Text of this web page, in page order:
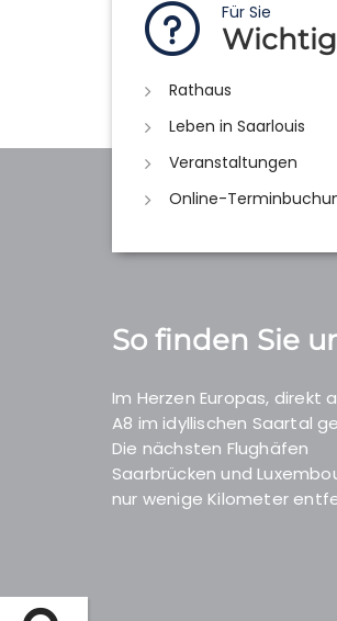
Für Sie
Rathaus
Leben in Saarlouis
Veranstaltungen
Online-
So finden Sie
Im Herzen Europas, direkt
A8 im idyllischen Saartal
Die nächsten Flughäfen
Saarbrücken und
nur wenige Kilometer